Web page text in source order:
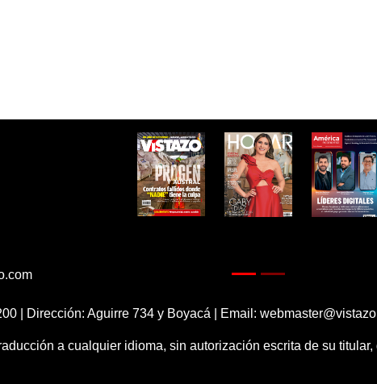
| Dirección: Aguirre 734 y Boyacá | Email:
a cualquier idioma, sin autorización escrita de su